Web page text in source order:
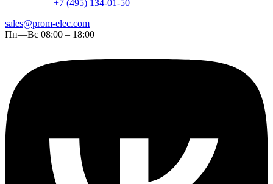
+7 (495) 134-01-50
sales@prom-elec.com
Пн—Вс 08:00 – 18:00